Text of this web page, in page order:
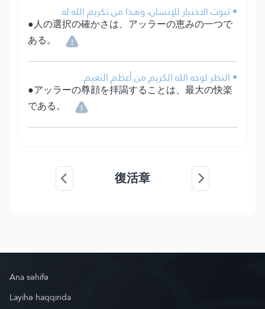
• ثبوت الاختيار للإنسان، وهذا من تكريم الله له.
●人の選択の確かさは、アッラーの恵みの一つで
ある。
• النظر لوجه الله الكريم من أعظم النعيم.
●アッラーの尊顔を拝謁することは、最大の快楽
である。
復活章
Ana səhifə
Layihə haqqında